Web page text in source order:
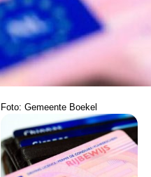
Foto: Gemeente Boekel